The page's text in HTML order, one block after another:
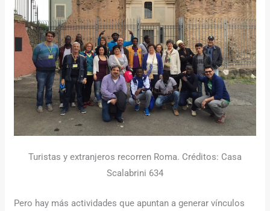
Turistas y extranjeros recorren Roma. Créditos: Casa
Scalabrini 634
Pero hay más actividades que apuntan a generar vínculos